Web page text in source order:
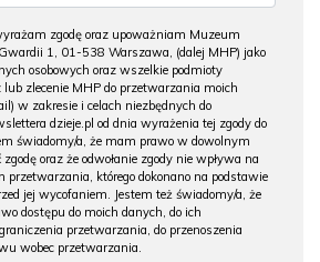
zgodę oraz upoważniam Muzeum
1, 01-538 Warszawa, (dalej MHP) jako
osobowych oraz wszelkie podmioty
lub zlecenie MHP do przetwarzania moich
w zakresie i celach niezbędnych do
dzieje.pl od dnia wyrażenia tej zgody do
świadomy/a, że mam prawo w dowolnym
zgodę oraz że odwołanie zgody nie wpływa na
przetwarzania, którego dokonano na podstawie
jej wycofaniem. Jestem też świadomy/a, że
dostępu do moich danych, do ich
przetwarzania, do przenoszenia
wobec przetwarzania.